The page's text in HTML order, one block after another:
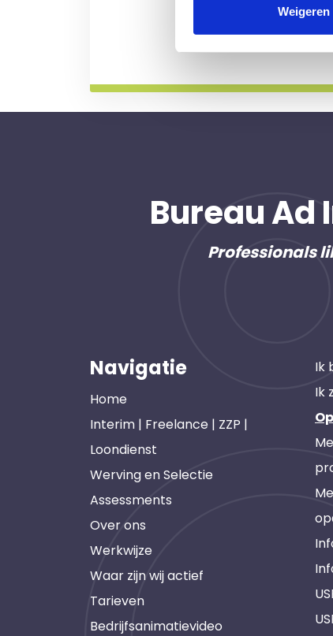
Weigeren
professional voor u
Bureau Ad
Professionals
Navigatie
Home
Interim | Freelance | ZZP |
Loondienst
Werving en Selectie
Assessments
Over ons
Werkwijze
Waar zijn wij actief
Tarieven
Bedrijfsanimatievideo
Ik
Ik